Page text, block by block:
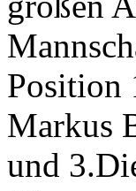
Position
Markus
und